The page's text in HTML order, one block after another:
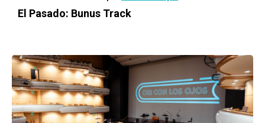
El Pasado: Bunus Track